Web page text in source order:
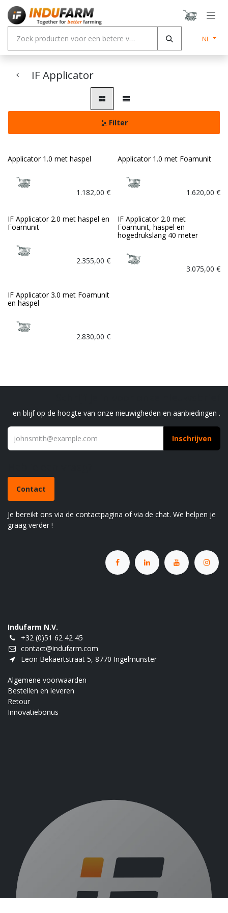
Overslaan naar inhoud
NL
IF Applicator
Filter
Applicator 1.0 met haspel
1.182,00 €
Applicator 1.0 met Foamunit
1.620,00 €
IF Applicator 2.0 met haspel en
Foamunit
2.355,00 €
IF Applicator 2.0 met
Foamunit, haspel en
hogedrukslang 40 meter
3.075,00 €
IF Applicator 3.0 met Foamunit
en haspel
2.830,00 €
en blijf op de hoogte van onze nieuwigheden en aanbiedingen .
Inschrijven
Contact
Je bereikt ons via de contactpagina of via de chat. We helpen je
graag verder !
Indufarm N.V.
+32 (0)51 62 42 45
contact@indufarm.com
Leon Bekaertstraat 5, 8770 Ingelmunster
Algemene voorwaarden
Bestellen en leveren
Retour
Innovatiebonus